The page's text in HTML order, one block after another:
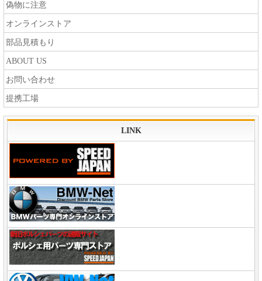
偽物に注意
オンラインストア
部品見積もり
ABOUT US
お問い合わせ
提携工場
LINK